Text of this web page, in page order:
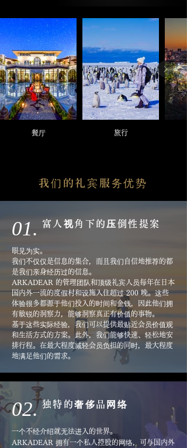
餐厅 旅行
我们的礼宾服务优势
01. 富人视角下的压倒性提案
眼见为实。
我们不仅仅是信息的集合，而且我们自信地推荐的都
是我们亲身经历过的信息。
ARKADEAR 的管理团队和顶级礼宾人员每年在日本
国内外一流的度假村和设施入住超过 200 晚。这些
体验很多都源于他们投入的时间和金钱，因此他们拥
有敏锐的洞察力，能够洞察真正有价值的事物。
基于这些实际经验，我们可以提供最贴近会员价值观
和生活方式的方案。此外，我们能够快速、轻松地安
排行程。在最大程度减轻会员负担的同时，最大程度
地满足他们的需求。
02. 独特的奢侈品网络
一个不经介绍就无法进入的世界。
ARKADEAR 拥有一个私人控股的网络，可与国内外